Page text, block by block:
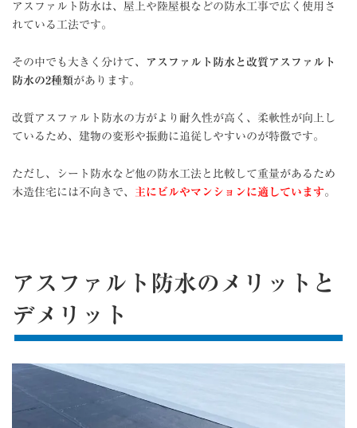
アスファルト防水は、屋上や陸屋根などの防水工事で広く使用さ
れている工法です。
その中でも大きく分けて、
アスファルト防水と改質アスファルト
防水の2種類があります。
改質アスファルト防水の方がより耐久性が高く、柔軟性が向上し
ているため、建物の変形や振動に追従しやすいのが特徴です。
ただし、シート防水など他の防水工法と比較して重量があるため
木造住宅には不向きで、 主にビルやマンションに適しています。
アスファルト防水のメリットと
デメリット